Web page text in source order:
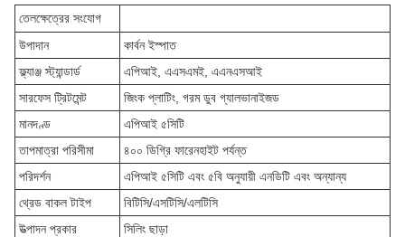
তেলক্ষেত্রের সংযোগ
উপাদান
কার্বন ইস্পাত
ফ্ল্যাঞ্জ স্ট্যান্ডার্ড
এপিআই, এএসএমই, এএনএসআই
সারফেস ট্রিটমেন্ট
জিংক প্লাটিং, গরম ডুব গ্যালভানাইজড
মানদণ্ড
এপিআই ৫সিটি
তাপমাত্রা পরিসীমা
৪০০ ডিগ্রি ফারেনহাইট পর্যন্ত
পরিদর্শন
এপিআই ৫সিটি এবং ৫বি অনুযায়ী এনডিটি এবং অন্যান্য
থ্রেড বাকল টাইপ
বিটিসি/এসটিসি/এলটিসি
উত্পাদন প্রকার
সিলিং ছাড়া